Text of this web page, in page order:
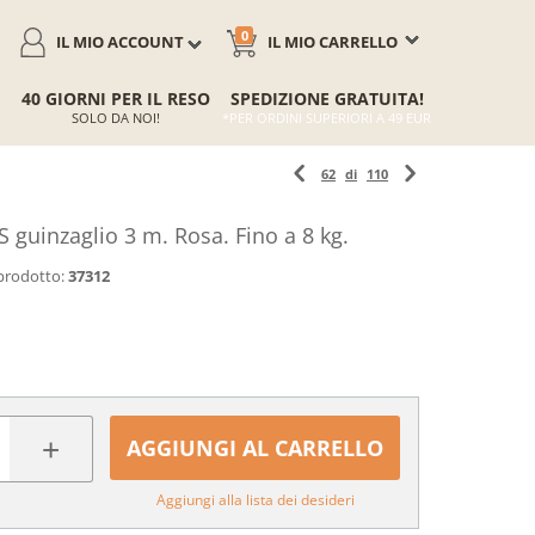
IL MIO CARRELLO
0
IL MIO ACCOUNT
40 GIORNI PER IL RESO
SOLO DA NOI!
SPEDIZIONE GRATUITA!
*PER ORDINI SUPERIORI A 49 EUR
62 di 110
guinzaglio 3 m. Rosa. Fino a 8 kg.
37312
+ AGGIUNGI AL CARRELLO
Aggiungi alla lista dei desideri